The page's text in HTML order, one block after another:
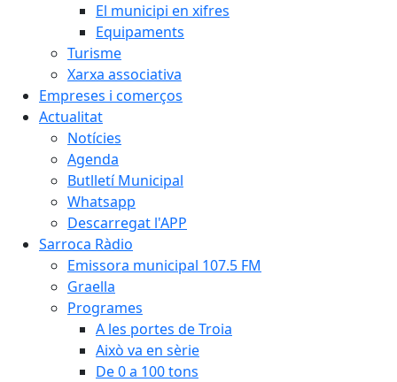
El municipi en xifres
Equipaments
Turisme
Xarxa associativa
Empreses i comerços
Actualitat
Notícies
Agenda
Butlletí Municipal
Whatsapp
Descarregat l'APP
Sarroca Ràdio
Emissora municipal 107.5 FM
Graella
Programes
A les portes de Troia
Això va en sèrie
De 0 a 100 tons